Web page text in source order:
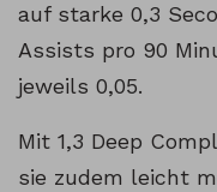
auf starke 0,3
Assists pro 90
jeweils 0,05.
Mit 1,3 Deep
sie zudem leicht